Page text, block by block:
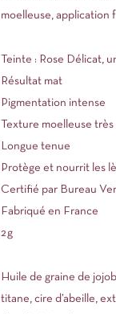
moelleuse, application
Teinte : Rose Délicat,
Résultat mat
Pigmentation intense
Texture moelleuse
Longue tenue
Protège et nourrit les
Certifié par Bureau
Fabriqué en France
2g
Huile de graine de
titane, cire d’abeille,